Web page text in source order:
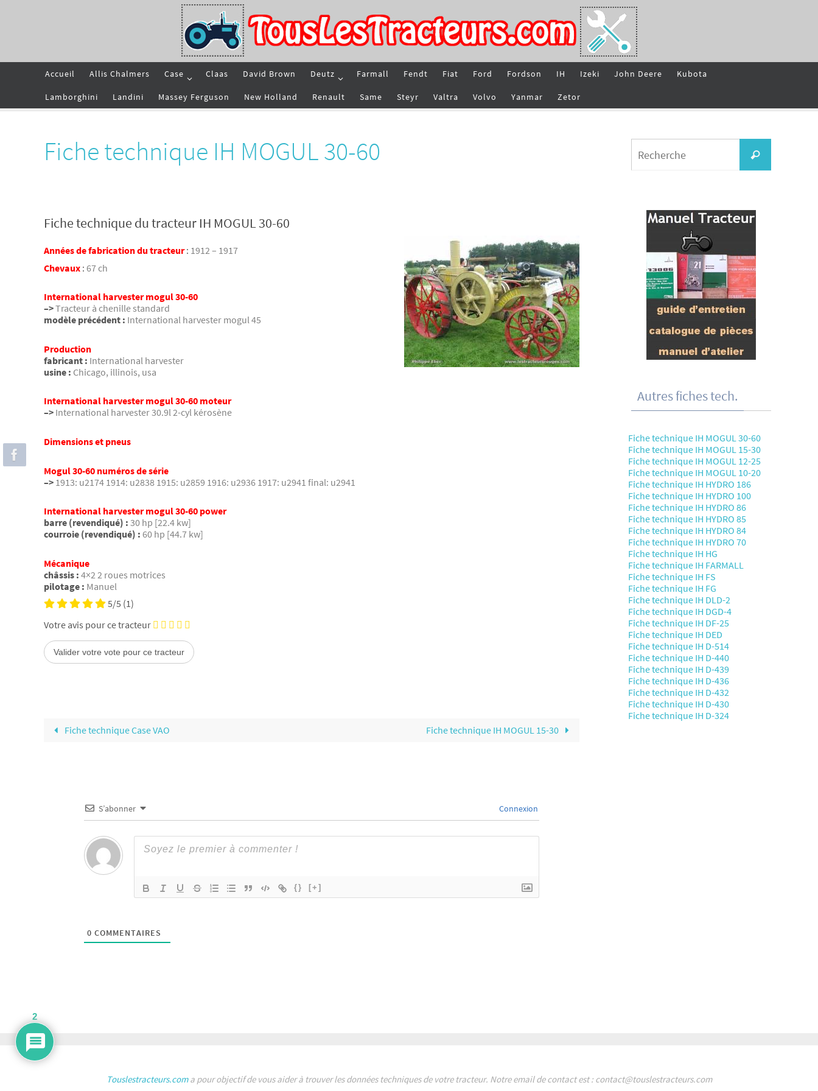
Accueil Allis Chalmers Case Claas David Brown Deutz Farmall Fendt Fiat Ford Fordson IH Izeki John Deere Kubota
Lamborghini Landini Massey Ferguson New Holland Renault Same Steyr Valtra Volvo Yanmar Zetor
Fiche technique IH MOGUL 30-60
Fiche technique du tracteur IH MOGUL 30-60
Années de fabrication du tracteur: 1912 – 1917
Chevaux : 67 ch
International harvester mogul 30-60
–>Tracteur à chenille standard
modèle précédent : International harvester mogul 45
Production
fabricant : International harvester
usine : Chicago, illinois, usa
International harvester mogul 30-60 moteur
–> International harvester 30.9l 2-cyl kérosène
Dimensions et pneus
Mogul 30-60 numéros de série
–> 1913: u2174 1914: u2838 1915: u2859 1916: u2936 1917: u2941 final: u2941
International harvester mogul 30-60 power
barre (revendiqué) : 30 hp [22.4 kw]
courroie (revendiqué) : 60 hp [44.7 kw]
Mécanique
châssis : 4×2 2 roues motrices
pilotage : Manuel
5/5 (1)
Votre avis pour ce tracteur
Fiche technique Case VAO Fiche technique IH MOGUL 15-30
S’abonner Connexion
{} [+]
0 COMMENTAIRES
Recherche
Autres fiches tech.
Fiche technique IH MOGUL 30-60
Fiche technique IH MOGUL 15-30
Fiche technique IH MOGUL 12-25
Fiche technique IH MOGUL 10-20
Fiche technique IH HYDRO 186
Fiche technique IH HYDRO 100
Fiche technique IH HYDRO 86
Fiche technique IH HYDRO 85
Fiche technique IH HYDRO 84
Fiche technique IH HYDRO 70
Fiche technique IH HG
Fiche technique IH FARMALL
Fiche technique IH FS
Fiche technique IH FG
Fiche technique IH DLD-2
Fiche technique IH DGD-4
Fiche technique IH DF-25
Fiche technique IH DED
Fiche technique IH D-514
Fiche technique IH D-440
Fiche technique IH D-439
Fiche technique IH D-436
Fiche technique IH D-432
Fiche technique IH D-430
Fiche technique IH D-324
Touslestracteurs.coma pour objectif de vous aider à trouver les données techniques de votre tracteur. Notre email de contact est : contact@touslestracteurs.com
2